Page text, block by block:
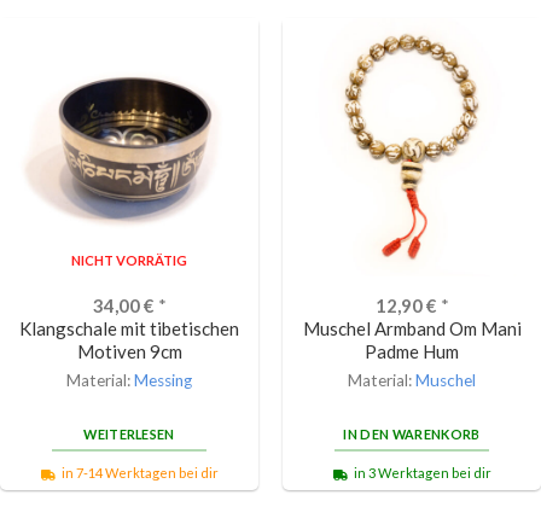
NICHT VORRÄTIG
34,00€ *
Klangschale mit tibetischen
Motiven 9cm
Material:Messing
WEITERLESEN
in 7-14 Werktagen bei dir
12,90€ *
Muschel Armband Om Mani
Padme Hum
Material:Muschel
IN DEN WARENKORB
in 3 Werktagen bei dir